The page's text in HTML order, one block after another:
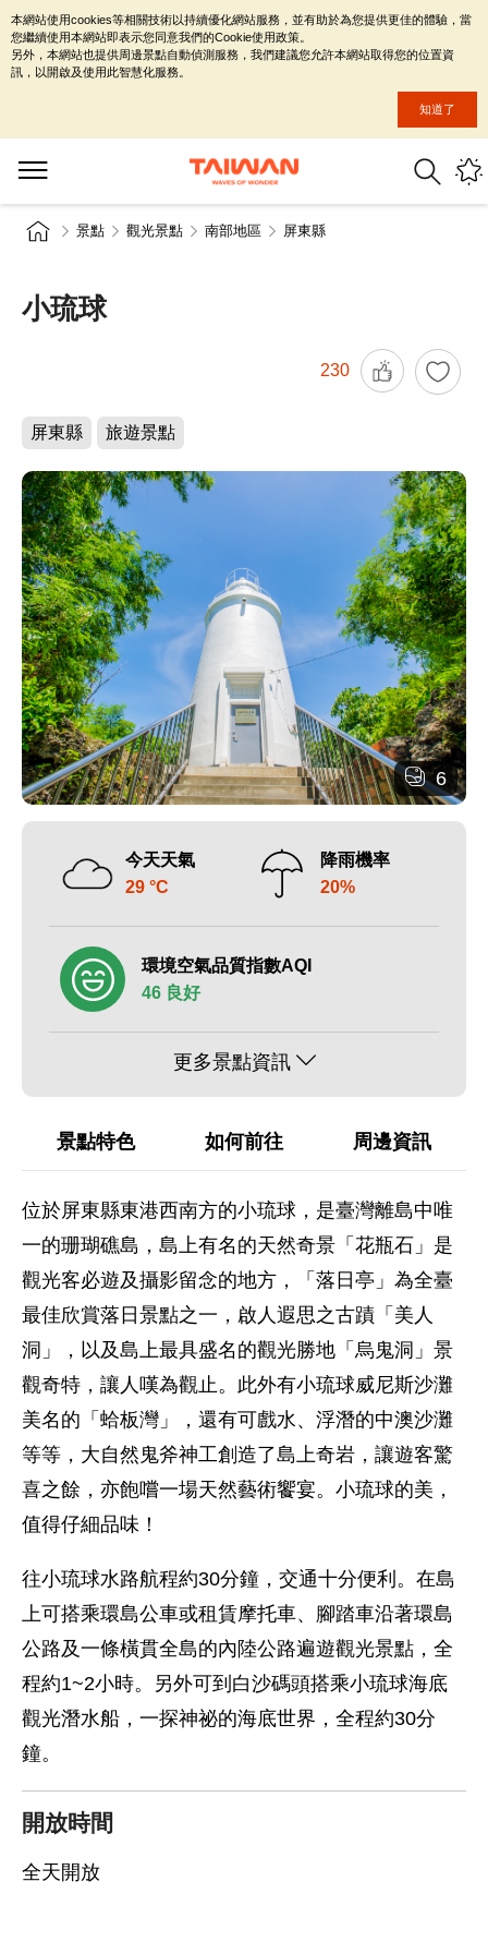
景點 觀光景點 南部地區 屏東縣
小琉球
230
屏東縣 旅遊景點
6
今天天氣
29 °C
降雨機率
20%
環境空氣品質指數AQI
46 良好
更多景點資訊
景點特色 如何前往 周邊資訊
位於屏東縣東港西南方的小琉球，是臺灣離島中唯
一的珊瑚礁島，島上有名的天然奇景「花瓶石」是
觀光客必遊及攝影留念的地方，「落日亭」為全臺
最佳欣賞落日景點之一，啟人遐思之古蹟「美人
洞」，以及島上最具盛名的觀光勝地「烏鬼洞」景
觀奇特，讓人嘆為觀止。此外有小琉球威尼斯沙灘
美名的「蛤板灣」，還有可戲水、浮潛的中澳沙灘
等等，大自然鬼斧神工創造了島上奇岩，讓遊客驚
喜之餘，亦飽嚐一場天然藝術饗宴。小琉球的美，
值得仔細品味！
往小琉球水路航程約30分鐘，交通十分便利。在島
上可搭乘環島公車或租賃摩托車、腳踏車沿著環島
公路及一條橫貫全島的內陸公路遍遊觀光景點，全
程約1~2小時。另外可到白沙碼頭搭乘小琉球海底
觀光潛水船，一探神祕的海底世界，全程約30分
鐘。
開放時間
全天開放
本網站使用cookies等相關技術以持續優化網站服務，並有助於為您提供更佳的體驗，當
您繼續使用本網站即表示您同意我們的Cookie使用政策。
另外，本網站也提供周邊景點自動偵測服務，我們建議您允許本網站取得您的位置資
訊，以開啟及使用此智慧化服務。
知道了